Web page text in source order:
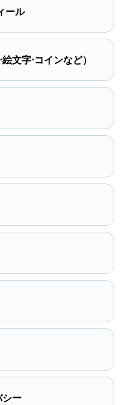
ール
文字⋅コインなど）
シー